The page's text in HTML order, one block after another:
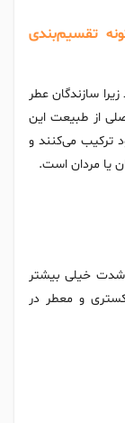
تقسیم‌بندی
سازندگان عطر
از طبیعت این
ترکیب می‌کنند و
یا مردان است.
شدت خیلی بیشتر
و معطر در